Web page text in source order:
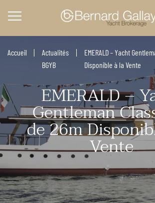
Accueil
Actualités
BGYB
EMERALD – Yacht
Disponible à la Vente
EMERALD –
Gentleman
de 26m
Vente